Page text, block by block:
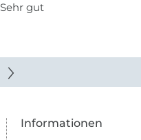
Sehr gut
Informationen